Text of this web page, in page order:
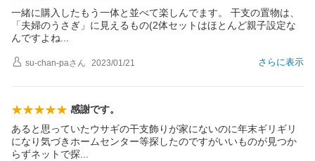
一緒に購入したもう一体と並べて楽しんでます。 干支の置物は、
「夫婦のうさぎ」に見えるもの(2体セットはほとんど親子設定な
んですよ ね
さらに表示
su-chan-paさん 2023/01/21
感謝です。
あると思っていたウサギの干支飾りが家にないのに年末ギリギリ
になり気づきホームセンター等探したのですがいいものが見つか
らずネットで探